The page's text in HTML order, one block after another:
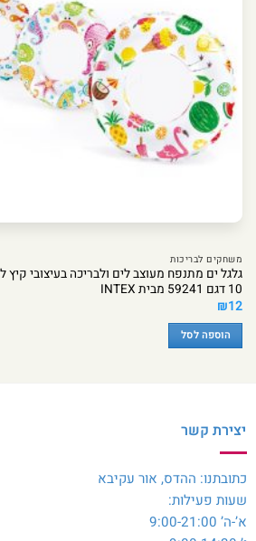
משחקים לבריכות
10 דגם 59241 מבית INTEX
₪12
הוספה לסל
יצירת קשר
כתובתנו: ההדס, אור עקיבא
שעות פעילות:
א’-ה’ 9:00-21:00